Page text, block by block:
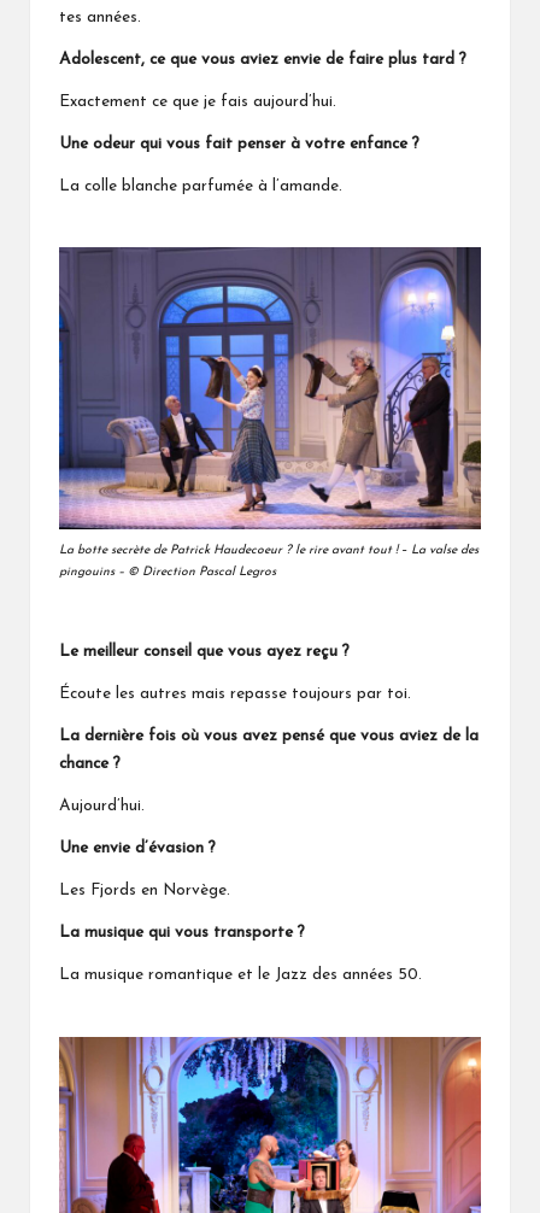
tes années.
Adolescent, ce que vous aviez envie de faire plus tard ?
Exactement ce que je fais aujourd’hui.
Une odeur qui vous fait penser à votre enfance ?
La colle blanche parfumée à l’amande.
La botte secrète de Patrick Haudecoeur ? le rire avant tout !– La valse des
pingouins – © Direction Pascal Legros
Le meilleur conseil que vous ayez reçu ?
Écoute les autres mais repasse toujours par toi.
La dernière fois où vous avez pensé que vous aviez de la
chance ?
Aujourd’hui.
Une envie d’évasion ?
Les Fjords en Norvège.
La musique qui vous transporte ?
La musique romantique et le Jazz des années 50.